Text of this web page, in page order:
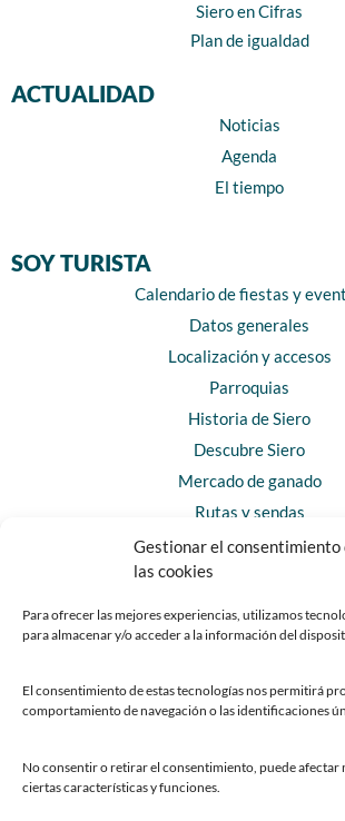
Gestionar el consentimiento
las cookies
Para ofrecer las mejores experiencias, utilizamos
para almacenar y/o acceder a la información del
El consentimiento de estas tecnologías nos permitirá
comportamiento de navegación o las identificaciones
No consentir o retirar el consentimiento, puede afectar
ciertas características y funciones.
Siero en Cifras
Plan de igualdad
ACTUALIDAD
Noticias
Agenda
El tiempo
SOY TURISTA
Calendario de fiestas y
Datos generales
Localización y accesos
Parroquias
Historia de Siero
Descubre Siero
Mercado de ganado
Rutas y sendas
Horarios y contacto
Teléfonos de interés
Chatbot Siero
SEDES ELECTRÓNICAS
Sede del Ayuntamiento de